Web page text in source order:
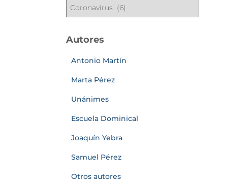
Autores
Antonio Martín
Marta Pérez
Unánimes
Escuela Dominical
Joaquín Yebra
Samuel Pérez
Otros autores